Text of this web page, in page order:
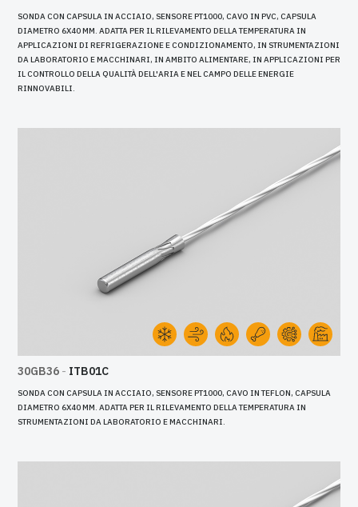
SONDA CON CAPSULA IN ACCIAIO, SENSORE PT1000, CAVO IN PVC, CAPSULA
DIAMETRO 6X40 MM. ADATTA PER IL RILEVAMENTO DELLA TEMPERATURA IN
APPLICAZIONI DI REFRIGERAZIONE E CONDIZIONAMENTO, IN STRUMENTAZIONI
DA LABORATORIO E MACCHINARI, IN AMBITO ALIMENTARE, IN APPLICAZIONI PER
IL CONTROLLO DELLA QUALITÀ DELL'ARIA E NEL CAMPO DELLE ENERGIE
RINNOVABILI.
30GB36 - ITB01C
SONDA CON CAPSULA IN ACCIAIO, SENSORE PT1000, CAVO IN TEFLON, CAPSULA
DIAMETRO 6X40 MM. ADATTA PER IL RILEVAMENTO DELLA TEMPERATURA IN
STRUMENTAZIONI DA LABORATORIO E MACCHINARI.